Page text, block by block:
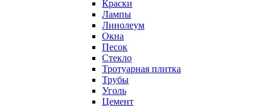
Краски
Лампы
Линолеум
Окна
Песок
Стекло
Тротуарная плитка
Трубы
Уголь
Цемент